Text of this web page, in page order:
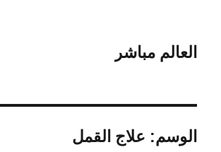
العالم مباشر
الوسم: علاج القمل